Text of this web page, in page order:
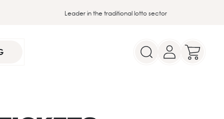
Leader in the traditional lotto sector